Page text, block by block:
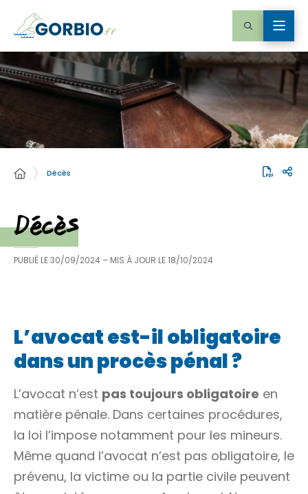
Décès
Décès
PUBLIÉ LE30/09/2024 – MIS À JOUR LE18/10/2024
L’avocat est-il obligatoire
dans un procès pénal ?
L’avocat n’est pas toujours obligatoire en
matière pénale. Dans certaines procédures,
la loi l’impose notamment pour les mineurs.
Même quand l’avocat n’est pas obligatoire, le
prévenu, la victime ou la partie civile peuvent